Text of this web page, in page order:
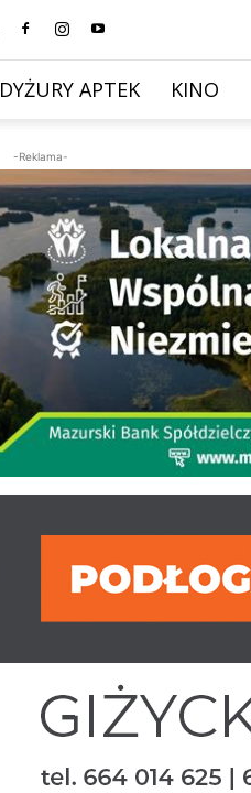
DYŻURY APTEK KINO
-Reklama-